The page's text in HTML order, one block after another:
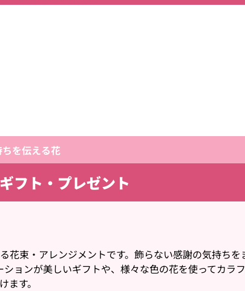
を伝える花
ギフト・プレゼント
束・アレンジメントです。飾らない感謝の気持ちを
ョンが美しいギフトや、様々な色の花を使ってカラ
す。